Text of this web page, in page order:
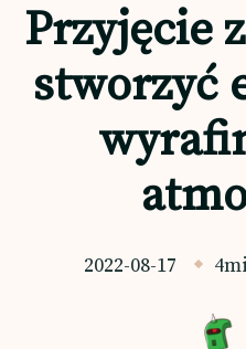
Przyjęcie
stworzyć
2022-08-17